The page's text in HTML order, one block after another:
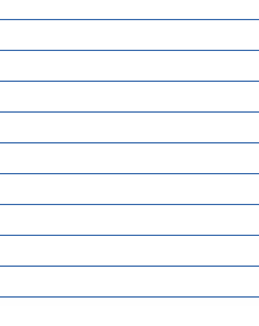
/Service BW /